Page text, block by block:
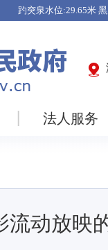
法人服务
流动放映